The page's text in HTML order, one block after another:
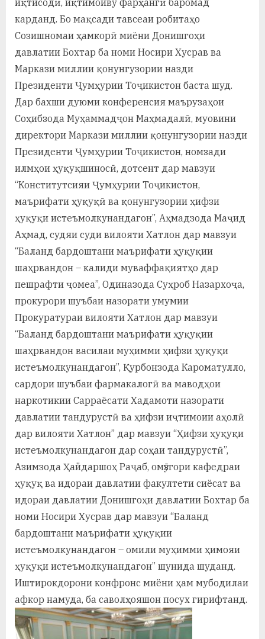
иқтисодӣ, иқтимоиву фарҳангӣ баромад
карданд. Бо мақсади тавсеаи робитаҳо
Созишномаи ҳамкорӣ миёни Донишгоҳи
давлатии Бохтар ба номи Носири Хусрав ва
Маркази миллии қонунгузории назди
Президенти Ҷумҳурии Тоҷикистон баста шуд.
Дар бахши дуюми конференсия маърузаҳои
Соҳибзода Муҳаммадҷон Маҳмадалӣ, муовини
директори Маркази миллии қонунгузории назди
Президенти Ҷумҳурии Тоҷикистон, номзади
илмҳои ҳуқуқшиносӣ, дотсент дар мавзуи
“Конститутсияи Ҷумҳурии Тоҷикистон,
маърифати ҳуқуқӣ ва қонунгузории ҳифзи
ҳуқуқи истеъмолкунандагон”, Аҳмадзода Маҷид
Аҳмад, судяи суди вилояти Хатлон дар мавзуи
“Баланд бардоштани маърифати ҳуқуқии
шаҳрвандон – калиди муваффақиятҳо дар
пешрафти ҷомеа”, Одиназода Суҳроб Назархоҷа,
прокурори шуъбаи назорати умумии
Прокуратураи вилояти Хатлон дар мавзуи
“Баланд бардоштани маърифати ҳуқуқии
шаҳрвандон василаи муҳимми ҳифзи ҳуқуқи
истеъмолкунандагон”, Қурбонзода Кароматулло,
сардори шуъбаи фармакалогӣ ва маводҳои
наркотикии Сарраёсати Хадамоти назорати
давлатии тандурустӣ ва ҳифзи иҷтимоии аҳолӣ
дар вилояти Хатлон” дар мавзуи “Ҳифзи ҳуқуқи
истеъмолкунандагон дар соҳаи тандурустӣ”,
Азимзода Ҳайдаршоҳ Раҷаб, омӯзгори кафедраи
ҳуқуқ ва идораи давлатии факултети сиёсат ва
идораи давлатии Донишгоҳи давлатии Бохтар ба
номи Носири Хусрав дар мавзуи “Баланд
бардоштани маърифати ҳуқуқии
истеъмолкунандагон – омили муҳимми ҳимояи
ҳуқуқи истеъмолкунандагон” шунида шуданд.
Иштирокдорони конфронс миёни ҳам мубодилаи
афкор намуда, ба саволҳояшон посух гирифтанд.